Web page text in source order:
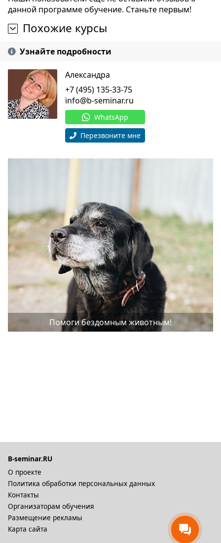
данной программе обучение. Станьте первым!
Похожие курсы
Узнайте подробности
Александра
+7 (495) 135-33-75
info@b-seminar.ru
WhatsApp
Перезвоните мне
Помоги бездомным животным!
B-seminar.RU
О проекте
Политика обработки персональных данных
Контакты
Организаторам обучения
Размещение рекламы
Карта сайта